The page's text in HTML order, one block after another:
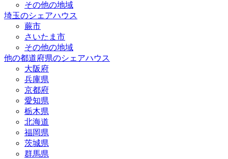
その他の地域
埼玉のシェアハウス
蕨市
さいたま市
その他の地域
他の都道府県のシェアハウス
大阪府
兵庫県
京都府
愛知県
栃木県
北海道
福岡県
茨城県
群馬県